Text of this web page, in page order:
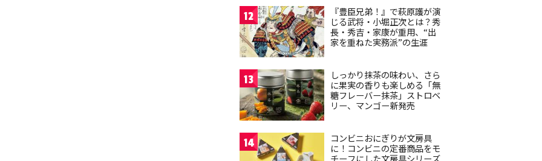
12
『豊臣兄弟！』で萩原護が演
じる武将・小堀正次とは？秀
長・秀吉・家康が重用、“出
家を重ねた実務派”の生涯
13
しっかり抹茶の味わい、さら
に果実の香りも楽しめる「無
糖フレーバー抹茶」ストロベ
リー、マンゴー新発売
14
コンビニおにぎりが文房具
に！コンビニの定番商品をモ
チーフにした文房具シリーズ